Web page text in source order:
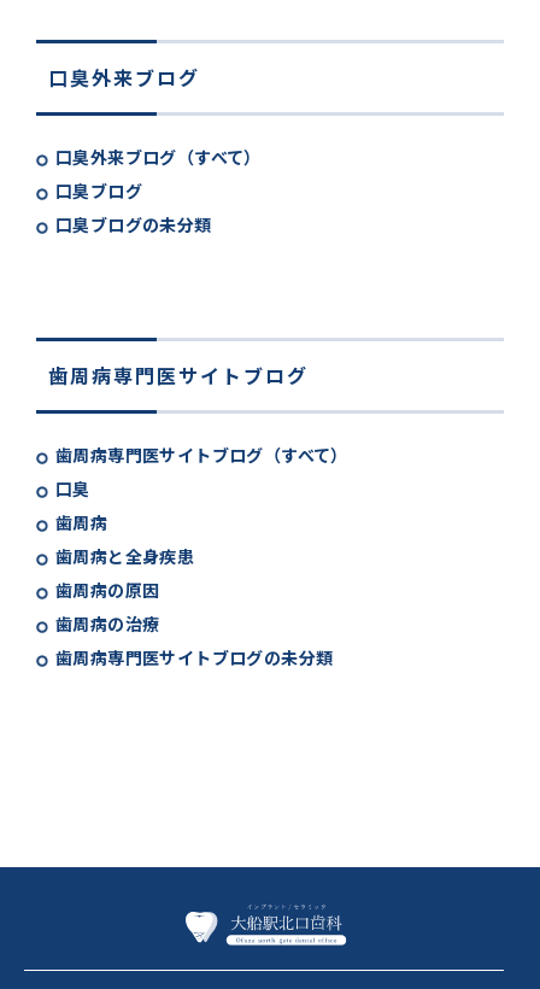
口臭外来ブログ
口臭外来ブログ（すべて）
口臭ブログ
口臭ブログの未分類
歯周病専門医サイトブログ
歯周病専門医サイトブログ（すべて）
口臭
歯周病
歯周病と全身疾患
歯周病の原因
歯周病の治療
歯周病専門医サイトブログの未分類